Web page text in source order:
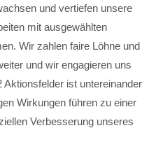
und vertiefen unsere
mit ausgewählten
Wir zahlen faire Löhne und
und wir engagieren uns
ist untereinander
Wirkungen führen zu einer
Verbesserung unseres